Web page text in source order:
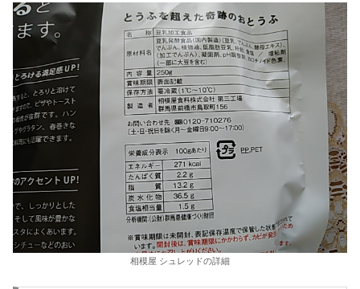
相模屋 シュレッドの詳細